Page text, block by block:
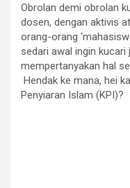
Obrolan demi obrolan
dosen, dengan aktivis
orang-orang
sedari awal ingin kucari
mempertanyakan hal
Hendak ke mana, hei
Penyiaran Islam (KPI)?